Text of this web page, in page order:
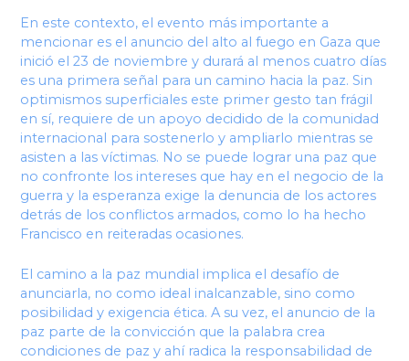
En este contexto, el evento más importante a
mencionar es el anuncio del alto al fuego en Gaza que
inició el 23 de noviembre y durará al menos cuatro días
es una primera señal para un camino hacia la paz. Sin
optimismos superficiales este primer gesto tan frágil
en sí, requiere de un apoyo decidido de la comunidad
internacional para sostenerlo y ampliarlo mientras se
asisten a las víctimas. No se puede lograr una paz que
no confronte los intereses que hay en el negocio de la
guerra y la esperanza exige la denuncia de los actores
detrás de los conflictos armados, como lo ha hecho
Francisco en reiteradas ocasiones.
El camino a la paz mundial implica el desafío de
anunciarla, no como ideal inalcanzable, sino como
posibilidad y exigencia ética. A su vez, el anuncio de la
paz parte de la convicción que la palabra crea
condiciones de paz y ahí radica la responsabilidad de